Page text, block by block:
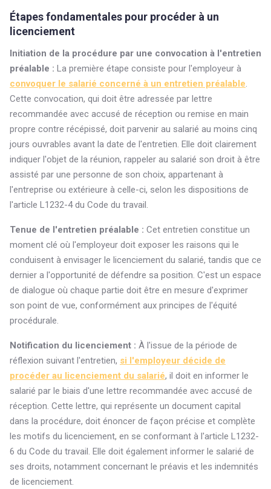
Étapes fondamentales pour procéder à un
licenciement
Initiation de la procédure par une convocation à l'entretien
préalable : La première étape consiste pour l'employeur à
convoquer le salarié concerné à un entretien préalable.
Cette convocation, qui doit être adressée par lettre
recommandée avec accusé de réception ou remise en main
propre contre récépissé, doit parvenir au salarié au moins cinq
jours ouvrables avant la date de l'entretien. Elle doit clairement
indiquer l'objet de la réunion, rappeler au salarié son droit à être
assisté par une personne de son choix, appartenant à
l'entreprise ou extérieure à celle-ci, selon les dispositions de
l'article L1232-4 du Code du travail.
Tenue de l'entretien préalable : Cet entretien constitue un
moment clé où l'employeur doit exposer les raisons qui le
conduisent à envisager le licenciement du salarié, tandis que ce
dernier a l'opportunité de défendre sa position. C'est un espace
de dialogue où chaque partie doit être en mesure d'exprimer
son point de vue, conformément aux principes de l'équité
procédurale.
Notification du licenciement : À l'issue de la période de
réflexion suivant l'entretien, si l'employeur décide de
procéder au licenciement du salarié, il doit en informer le
salarié par le biais d'une lettre recommandée avec accusé de
réception. Cette lettre, qui représente un document capital
dans la procédure, doit énoncer de façon précise et complète
les motifs du licenciement, en se conformant à l'article L1232-
6 du Code du travail. Elle doit également informer le salarié de
ses droits, notamment concernant le préavis et les indemnités
de licenciement.